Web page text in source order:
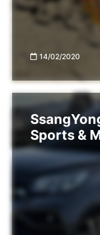
14/02/2020
Sports &